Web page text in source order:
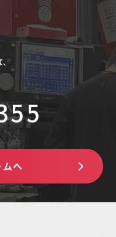
、
へ